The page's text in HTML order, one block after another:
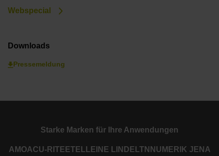
Webspecial
Downloads
Pressemeldung
Starke Marken für Ihre Anwendungen
AMOACU-RITE ETEL LEINE LINDE LTN NUMERIK JENA